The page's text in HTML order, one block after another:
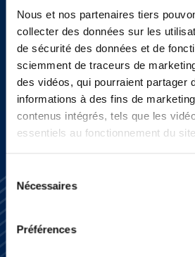
Nous et nos partenaires tiers
collecter des données sur les
de sécurité des données et de
sciemment de traceurs de
des vidéos, qui pourraient partager
informations à des fins de
contenus intégrés, tels que les
essentiels au fonctionnement du
du Nécessaires
Préférences
actualités ?
INSCRIVEZ-VOUS ICI